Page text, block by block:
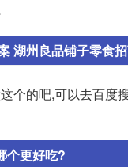
湖州良品铺子零食
个的吧,可以去百度
个更好吃?